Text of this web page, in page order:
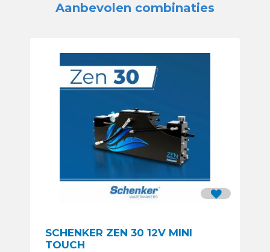
Aanbevolen combinaties
SCHENKER ZEN 30 12V MINI
TOUCH